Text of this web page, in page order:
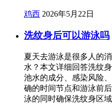
鸡西 2026年5月22日
洗纹身后可以游泳吗
夏天去游泳是很多人的
水？本文详细回答洗纹
池水的成分、感染风险
确的时间节点和游泳前
泳的同时确保洗纹身区域